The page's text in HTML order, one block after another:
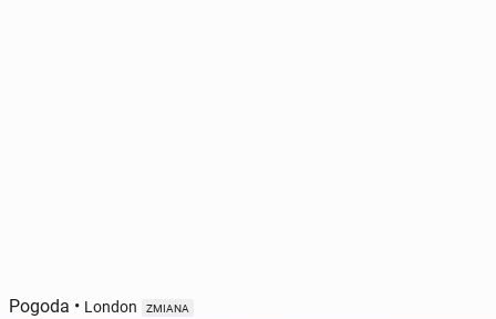
Pogoda • London ZMIANA